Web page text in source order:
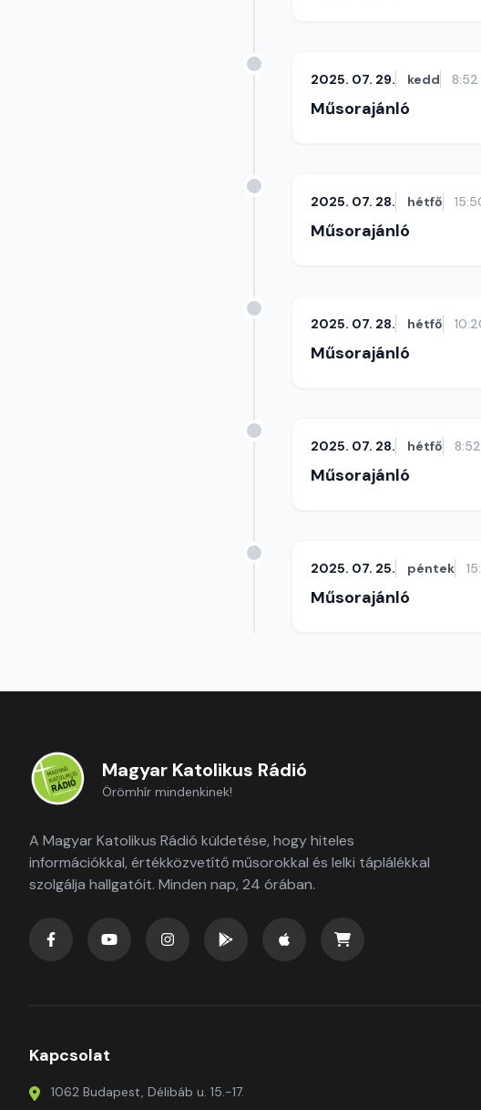
2025. 07. 29. kedd 8:52
Műsorajánló
2025. 07. 28. hétfő
Műsorajánló
2025. 07. 28. hétfő
Műsorajánló
2025. 07. 28. hétfő 8:52
Műsorajánló
2025. 07. 25. péntek
Műsorajánló
Magyar Katolikus Rádió
Örömhír mindenkinek!
A Magyar Katolikus Rádió küldetése, hogy hiteles
információkkal, értékközvetítő műsorokkal és lelki táplálékkal
szolgálja hallgatóit. Minden nap, 24 órában.
Kapcsolat
1062 Budapest, Délibáb u. 15.-17.